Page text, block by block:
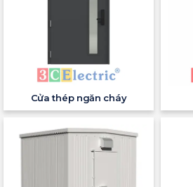
Cửa thép ngăn cháy